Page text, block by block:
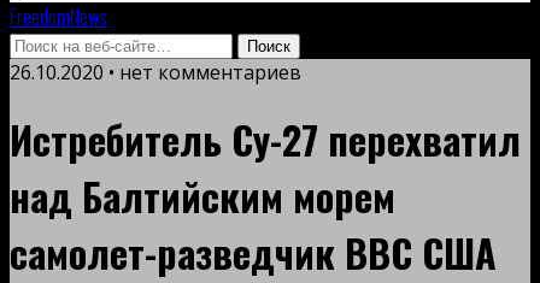
FreedomNews
26.10.2020 • нет комментариев
Истребитель Су-27 перехватил
над Балтийским морем
самолет-разведчик ВВС США